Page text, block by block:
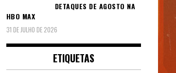
DETAQUES DE AGOSTO NA
HBO MAX
31 DE JULHO DE 2026
ETIQUETAS